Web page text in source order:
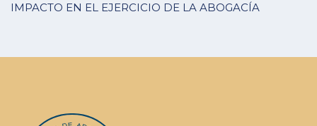
IMPACTO EN EL EJERCICIO DE LA ABOGACÍA